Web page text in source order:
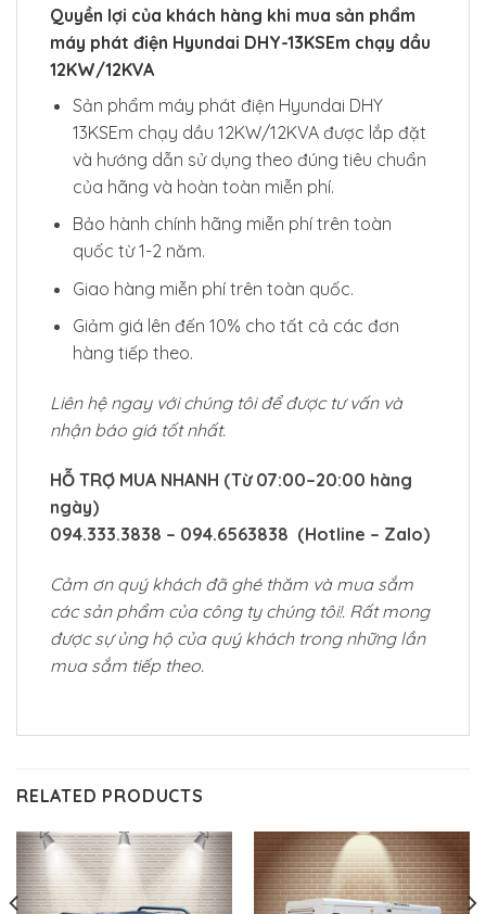
Quyền lợi của khách hàng khi mua sản phẩm
máy phát điện Hyundai DHY-13KSEm chạy dầu
12KW/12KVA
Sản phẩm máy phát điện Hyundai DHY
13KSEm chạy dầu 12KW/12KVA được lắp đặt
và hướng dẫn sử dụng theo đúng tiêu chuẩn
của hãng và hoàn toàn miễn phí.
Bảo hành chính hãng miễn phí trên toàn
quốc từ 1-2 năm.
Giao hàng miễn phí trên toàn quốc.
Giảm giá lên đến 10% cho tất cả các đơn
hàng tiếp theo.
Liên hệ ngay với chúng tôi để được tư vấn và
nhận báo giá tốt nhất.
HỖ TRỢ MUA NHANH (Từ 07:00–20:00 hàng
ngày)
094.333.3838 – 094.6563838 (Hotline – Zalo)
Cảm ơn quý khách đã ghé thăm và mua sắm
các sản phẩm của công ty chúng tôi!. Rất mong
được sự ủng hộ của quý khách trong những lần
mua sắm tiếp theo.
RELATED PRODUCTS